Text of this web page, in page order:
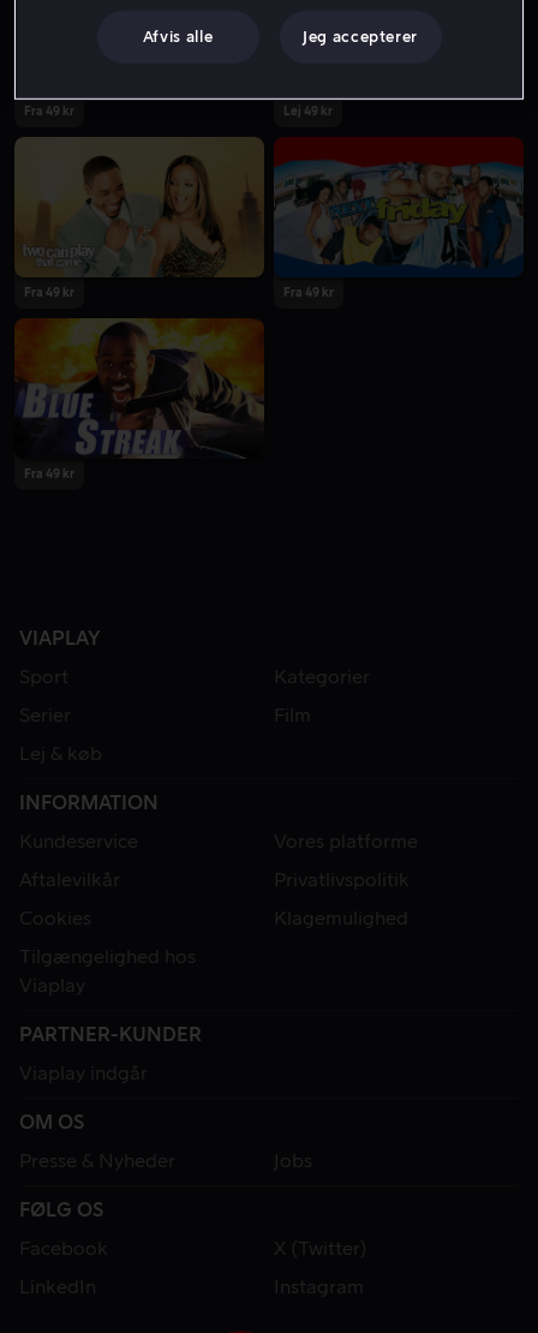
Fra 49 kr Lej 49 kr
Fra 49 kr Fra 49 kr
Fra 49 kr
VIAPLAY
Sport
Kategorier
Serier
Film
Lej & køb
INFORMATION
Kundeservice
Vores platforme
Aftalevilkår
Privatlivspolitik
Cookies
Klagemulighed
Tilgængelighed hos
Viaplay
PARTNER-KUNDER
Viaplay indgår
OM OS
Presse & Nyheder
Jobs
FØLG OS
Facebook
X (Twitter)
LinkedIn
Instagram
Afvis alle Jeg accepterer